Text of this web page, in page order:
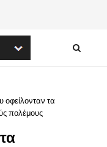
οφείλονταν τα
πολέμους